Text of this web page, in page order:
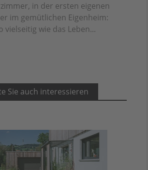
in der ersten eigenen
im gemütlichen Eigenheim:
vielseitig wie das Leben...
Sie auch interessieren